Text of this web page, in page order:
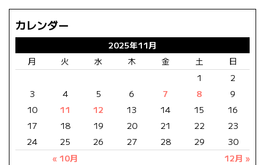
カレンダー
2025年11月
月
火 水 木 金 土 日
« 10月 12月 »
1
2
3
4 5 6 7 8
9
10
11 12 13 14 15
16
17
18 19 20 21 22
23
24
25 26 27 28 29 30